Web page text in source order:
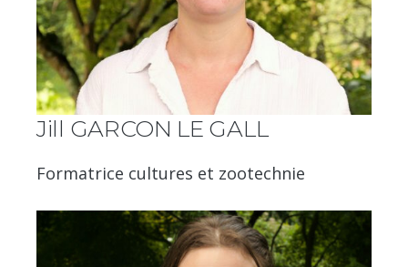
Jill GARCON LE GALL
Formatrice cultures et zootechnie